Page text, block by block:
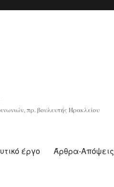
πρ. βουλευτής Ηρακλείου
έργο Άρθρα-Απόψεις